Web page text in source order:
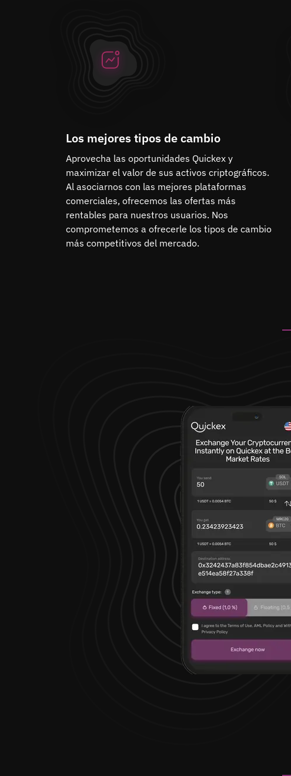
Los mejores tipos de cambio
Aprovecha las oportunidades Quickex y
maximizar el valor de sus activos criptográficos.
Al asociarnos con las mejores plataformas
comerciales, ofrecemos las ofertas más
rentables para nuestros usuarios. Nos
comprometemos a ofrecerle los tipos de cambio
más competitivos del mercado.